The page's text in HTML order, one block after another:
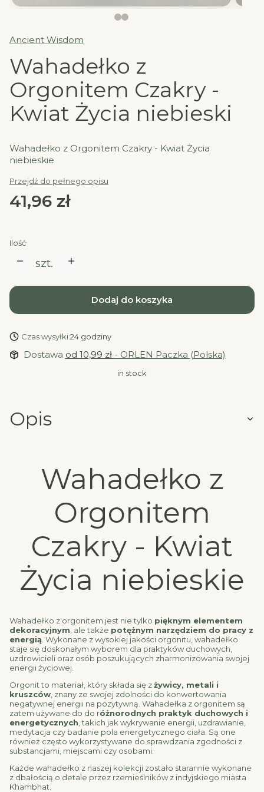
Ancient Wisdom
Wahadełko z
Orgonitem Czakry -
Kwiat Życia niebieski
Wahadełko z Orgonitem Czakry - Kwiat Życia
niebieskie
Przejdź do pełnego opisu
Cena
41,96 zł
Ilość
szt.
Dodaj do koszyka
Czas wysyłki:24 godziny
Dostawa od 10,99 zł - ORLEN Paczka (Polska)
in stock
Opis
Wahadełko z
Orgonitem
Czakry - Kwiat
Życia niebieskie
Wahadełko z orgonitem jest nie tylko pięknym elementem
dekoracyjnym , ale także potężnym narzędziem do pracy z
energią . Wykonane z wysokiej jakości orgonitu, wahadełko
staje się doskonałym wyborem dla praktyków duchowych,
uzdrowicieli oraz osób poszukujących zharmonizowania swojej
energii życiowej.
Orgonit to materiał, który składa się zżywicy, metali i
kruszców , znany ze swojej zdolności do konwertowania
negatywnej energii na pozytywną. Wahadełka z orgonitem są
zatem używane do do różnorodnych praktyk duchowych i
energetycznych , takich jak wykrywanie energii, uzdrawianie,
medytacja czy badanie pola energetycznego ciała. Są one
również często wykorzystywane do sprawdzania zgodności z
substancjami, miejscami czy osobami.
Każde wahadełko z naszej kolekcji zostało starannie wykonane
z dbałością o detale przez rzemieślników z indyjskiego miasta
Khambhat.